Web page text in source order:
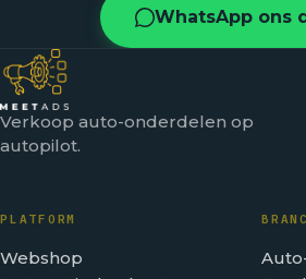
WhatsApp ons
Verkoop auto-onderdelen op
autopilot.
PLATFORM
Webshop